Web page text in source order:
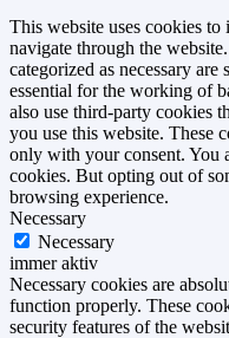
This website uses cookies
navigate through the
categorized as necessary
essential for the working of
also use third-party cookies
you use this website. These
only with your consent. You
cookies. But opting out of
browsing experience.
Necessary
Necessary
immer aktiv
Necessary cookies are
function properly. These
security features of the